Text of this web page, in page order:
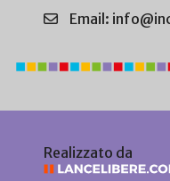
Email:
Realizzato da